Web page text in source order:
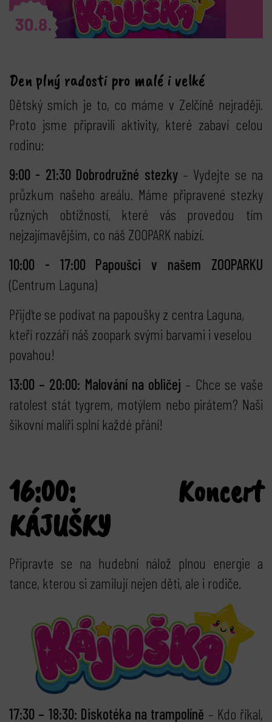
Den plný radosti pro malé i velké
Dětský smích je to, co máme v Zelčíně nejraději.
Proto jsme připravili aktivity, které zabaví celou
rodinu:
9:00 - 21:30 Dobrodružné stezky– Vydejte se na
průzkum našeho areálu. Máme připravené stezky
různých obtížností, které vás provedou tím
nejzajímavějším, co náš ZOOPARK nabízí.
10:00 - 17:00 Papoušci v našem ZOOPARKU
(Centrum Laguna)
Přijďte se podívat na papoušky z centra Laguna,
kteří rozzáří náš zoopark svými barvami i veselou
povahou!
13:00 – 20:00: Malování na obličej – Chce se vaše
ratolest stát tygrem, motýlem nebo pirátem? Naši
šikovní malíři splní každé přání!
16:00: Koncert
KÁJUŠKY
Připravte se na hudební nálož plnou energie a
tance, kterou si zamilují nejen děti, ale i rodiče.
17:30 – 18:30: Diskotéka na trampolíně – Kdo říkal,